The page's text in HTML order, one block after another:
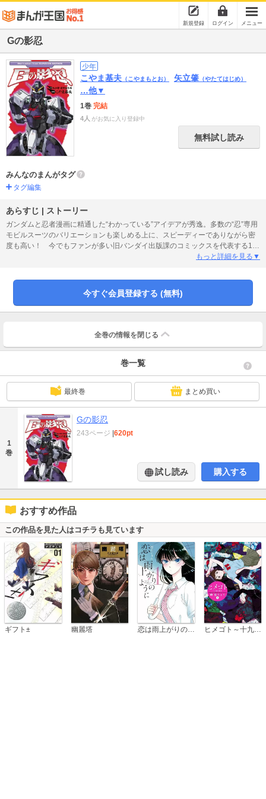
新規登録 ログイン メニュー
Gの影忍
少年
こやま基夫 （こやまもとお） 矢立肇 （やたてはじめ）
…他▼
1巻 完結
4人 がお気に入り登録中
無料試し読み
みんなのまんがタグ
タグ編集
あらすじ | ストーリー
ガンダムと忍者漫画に精通した“わかっている”アイデアが秀逸。多数の“忍”専用
モビルスーツのバリエーションも楽しめる上に、スピーディーでありながら密
度も高い！ 今でもファンが多い旧バンダイ出版課のコミックスを代表する1冊
です。大気圏突入奥義「イズナ落とし」は先頃もネットで話題騒然！ 今回、
ーNAOKI氏が原型制作したガレージキット「Ｇの影忍」（キャラホビ2011で限
定発売）のフォトグラフ、バンダイ版コミックス表紙、柳瀬敬之氏の設定画な
ジオン要塞の見取り図を託され、専用モビルスーツ”Ｇ”を駆り連邦軍司令部に急
襲。「ミノフスキー隠れの術」など様々な忍術を駆使して一人ずつ打ち倒すも
のの、最後に残った敵の頭とは力の差が歴然だった。その時心の中に師匠の言
葉が響く「リョウガよ心眼を極めよ！」、我に返ったリョウガが心を静め悟り
の境地に入った瞬間、目の前に「悟」スイッチが現れた！
もっと詳細を見る▼
今すぐ会員登録する (無料)
全巻の情報を 閉じる
巻一覧
最終巻 まとめ買い
1
巻
Gの影忍
243ページ |620pt
試し読み 購入する
おすすめ作品
この作品を見た人はコチラも見ています
ギフト± 幽麗塔 ヒメゴト～十九歳の制服～